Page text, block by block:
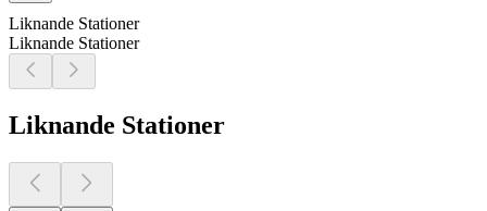
Liknande Stationer
Liknande Stationer
Liknande Stationer